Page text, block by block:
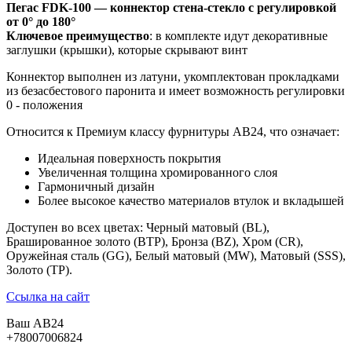
Пегас FDK-100 — коннектор стена-стекло с регулировкой
от 0° до 180°
Ключевое преимущество: в комплекте идут декоративные
заглушки (крышки), которые скрывают винт
Коннектор выполнен из латуни, укомплектован прокладками
из безасбестового паронита и имеет возможность регулировки
0 - положения
Относится к Премиум классу фурнитуры АВ24, что означает:
Идеальная поверхность покрытия
Увеличенная толщина хромированного слоя
Гармоничный дизайн
Более высокое качество материалов втулок и вкладышей
Доступен во всех цветах: Черный матовый (BL),
Брашированное золото (BTP), Бронза (BZ), Хром (CR),
Оружейная сталь (GG), Белый матовый (MW), Матовый (SSS),
Золото (TP).
Ссылка на сайт
Ваш АВ24
+78007006824